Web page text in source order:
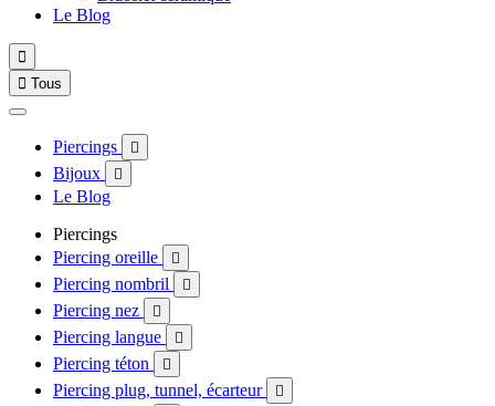
Le Blog

 Tous
Piercings 
Bijoux 
Le Blog
Piercings
Piercing oreille

Piercing nombril 
Piercing nez 
Piercing langue 
Piercing téton 
Piercing plug, tunnel, écarteur 